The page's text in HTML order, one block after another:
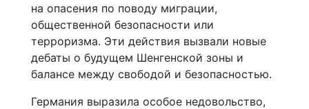
на опасения по поводу миграции,
общественной безопасности или
терроризма. Эти действия вызвали новые
дебаты о будущем Шенгенской зоны и
балансе между свободой и безопасностью.
Германия выразила особое недовольство,